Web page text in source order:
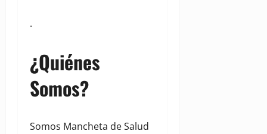
.
¿Quiénes
Somos?
Somos Mancheta de Salud